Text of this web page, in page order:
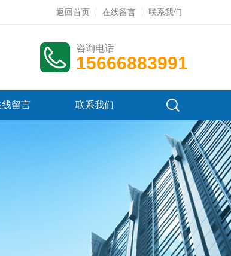
返回首页 在线留言 联系我们
咨询电话
15666883991
线留言 联系我们